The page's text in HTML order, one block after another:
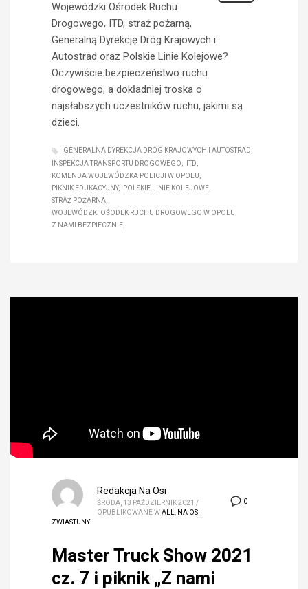
Wojewódzki Ośrodek Ruchu
Drogowego, ITD, straż pożarną,
Generalną Dyrekcję Dróg Krajowych i
Autostrad oraz Polskie Linie Kolejowe?
Oczywiście bezpieczeństwo ruchu
drogowego, a dokładniej troska o
najsłabszych uczestników ruchu, jakimi są
dzieci.
GENERALNA DYREKCJA DRÓG KRAJOWYCH I AUTOSTRAD
INSPEKCJA TRANSPORTU DROGOWEGO
ITD
KOMENDA WOJEWÓDZKA POLICJI W OPOLU
PIKNIK EDUKACYJNY
POLSKIE LINIE KOLEJOWE
STRAŻ POŻARNA
WOJEWÓDZKI OŚODEK RUCHU DROGOWEGO W OPOLU
Z NAMI BEZPIECZNIE
0
Redakcja Na Osi
ŚRODA, 13 PAŹDZIERNIK 2021 /
OPUBLIKOWANE WALL NA OSI
ZWIASTUNY
Master Truck Show 2021
cz. 7 i piknik „Z nami